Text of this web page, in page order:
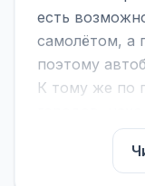
есть
самолётом, а
поэтому
К тому же по
На нашем
расписание